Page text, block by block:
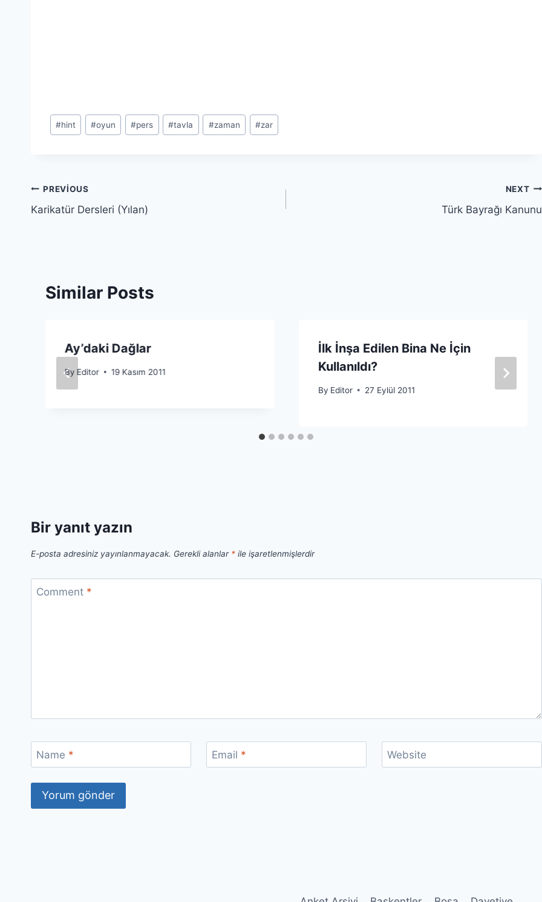
Post
Tags:
#hint #oyun #pers #tavla #zaman #zar
Yazı
gezinmesi
PREVIOUS
Karikatür Dersleri (Yılan)
NEXT
Türk Bayrağı Kanunu
Similar Posts
Ay’daki Dağlar
By Editor 19 Kasım 2011
İlk İnşa Edilen Bina Ne İçin
Kullanıldı?
By Editor 27 Eylül 2011
Bir yanıt yazın
E-posta adresiniz yayınlanmayacak. Gerekli alanlar * ile işaretlenmişlerdir
Comment *
Name * Email * Website